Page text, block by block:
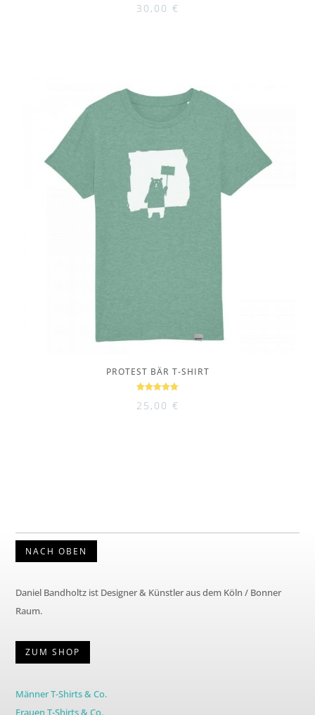
30,00 €
PROTEST BÄR T-SHIRT
mit
25,00 €
NACH OBEN
Daniel Bandholtz ist Designer & Künstler aus dem Köln / Bonner
Raum.
ZUM SHOP
Männer T-Shirts & Co.
Frauen T-Shirts & Co.